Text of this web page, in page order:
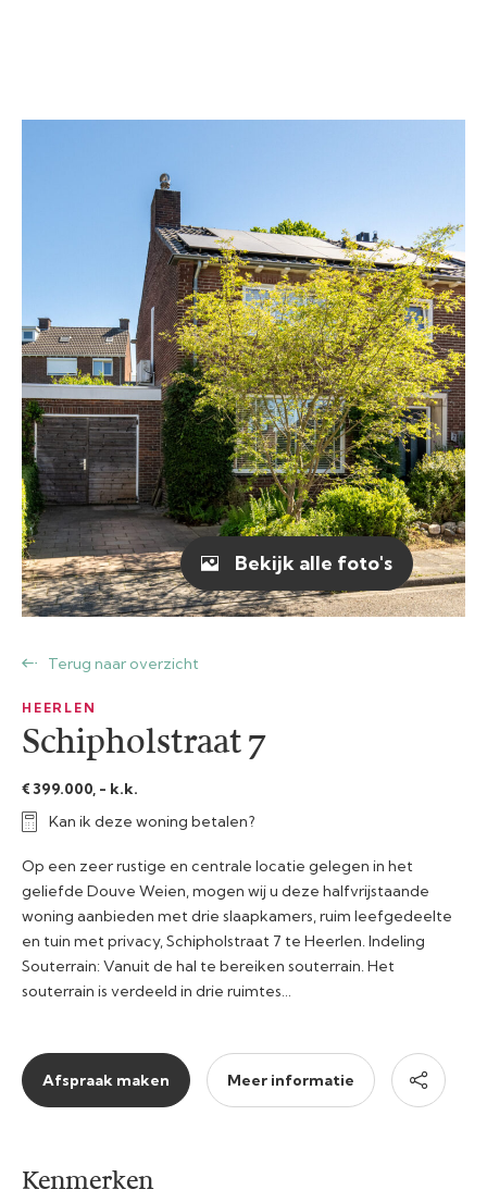
Terug naar overzicht
HEERLEN
Schipholstraat 7
€ 399.000, - k.k.
Kan ik deze woning betalen?
Op een zeer rustige en centrale locatie gelegen in het
geliefde Douve Weien, mogen wij u deze halfvrijstaande
woning aanbieden met drie slaapkamers, ruim leefgedeelte
en tuin met privacy, Schipholstraat 7 te Heerlen. Indeling
Souterrain: Vanuit de hal te bereiken souterrain. Het
souterrain is verdeeld in drie ruimtes…
Afspraak maken Meer informatie
Bekijk alle foto's
Kenmerken